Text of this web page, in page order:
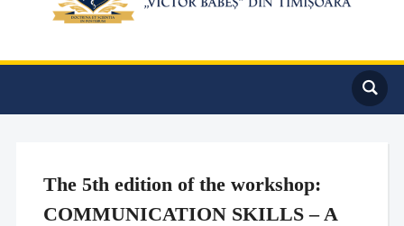
The 5th edition of the workshop:
COMMUNICATION SKILLS – A